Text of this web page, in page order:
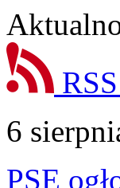
RSS
6
PSE